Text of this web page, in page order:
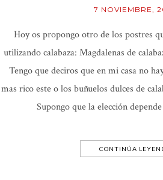
7 NOVIEMBRE,
Hoy os propongo otro de los postres
utilizando calabaza: Magdalenas de
Tengo que deciros que en mi casa no
mas rico este o los buñuelos dulces de
Supongo que la elección
CONTINÚA